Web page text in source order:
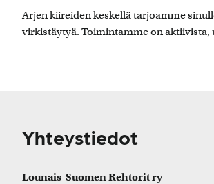
Arjen kiireiden keskellä tarjoamme
virkistäytyä. Toimintamme on aktiivista,
Yhteystiedot
Lounais-Suomen Rehtorit ry